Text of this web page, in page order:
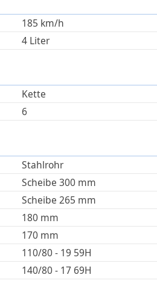
185 km/h
4 Liter
Kette
6
Stahlrohr
Scheibe 300 mm
Scheibe 265 mm
180 mm
170 mm
110/80 - 19 59H
140/80 - 17 69H